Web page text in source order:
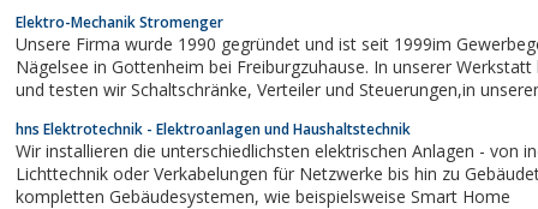
Elektro-Mechanik Stromenger
Unsere Firma wurde 1990 gegründet und ist seit 1999im
Nägelsee in Gottenheim bei Freiburgzuhause. In unserer Werkstatt
und testen wir Schaltschränke, Verteiler und Steuerungen,in
Sektor vorkommenden...
hns Elektrotechnik - Elektroanlagen und Haushaltstechnik
Wir installieren die unterschiedlichsten elektrischen Anlagen - von
Lichttechnik oder Verkabelungen für Netzwerke bis hin zu
kompletten Gebäudesystemen, wie beispielsweise Smart Home